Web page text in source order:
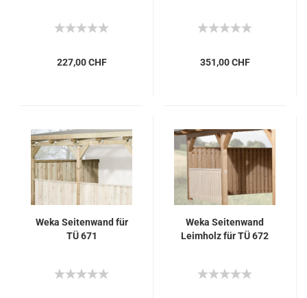
227,00 CHF 351,00 CHF
Weka Seitenwand für
TÜ 671
Weka Seitenwand
Leimholz für TÜ 672